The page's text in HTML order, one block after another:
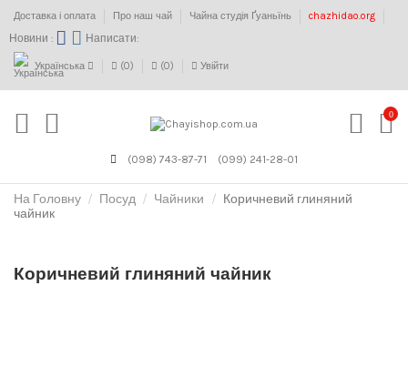
Доставка і оплата Про наш чай Чайна студія Ґуаньїнь chazhidao.org
Новини : Написати:
Українська (0) (0) Увійти
0
(098) 743-87-71 (099) 241-28-01
На Головну Посуд Чайники
Коричневий глиняний
чайник
Коричневий глиняний чайник